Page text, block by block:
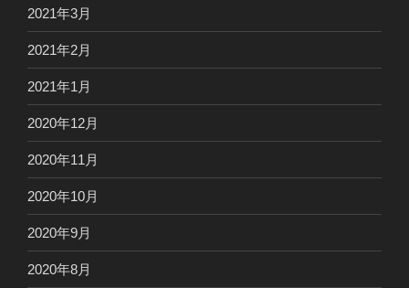
2021年3月
2021年2月
2021年1月
2020年12月
2020年11月
2020年10月
2020年9月
2020年8月